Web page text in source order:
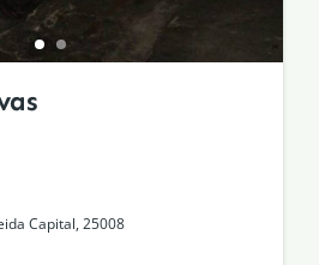
Capital, 25008